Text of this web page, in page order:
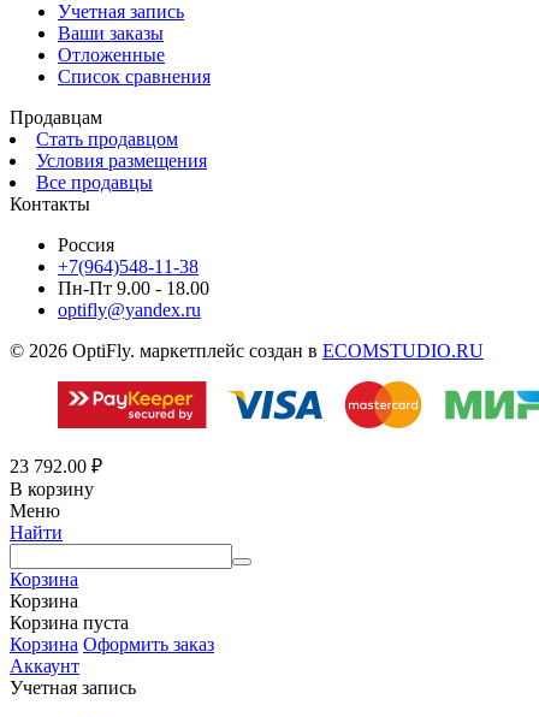
Учетная запись
Ваши заказы
Отложенные
Список сравнения
Продавцам
Стать продавцом
Условия размещения
Все продавцы
Контакты
Россия
+7(964)548-11-38
Пн-Пт 9.00 - 18.00
optifly@yandex.ru
© 2026 OptiFly. маркетплейс создан в ECOMSTUDIO.RU
23 792.00 ₽
В корзину
Меню
Найти
Корзина
Корзина
Корзина пуста
Корзина Оформить заказ
Аккаунт
Учетная запись